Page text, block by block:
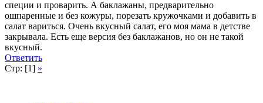
специи и проварить. А баклажаны, предварительно
ошпаренные и без кожуры, порезать кружочками и добавить в
салат вариться. Очень вкусный салат, его моя мама в детстве
закрывала. Есть еще версия без баклажанов, но он не такой
вкусный.
Ответить
Стр: [1] »